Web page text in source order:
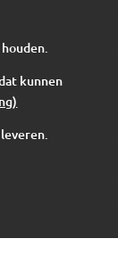
kunnen